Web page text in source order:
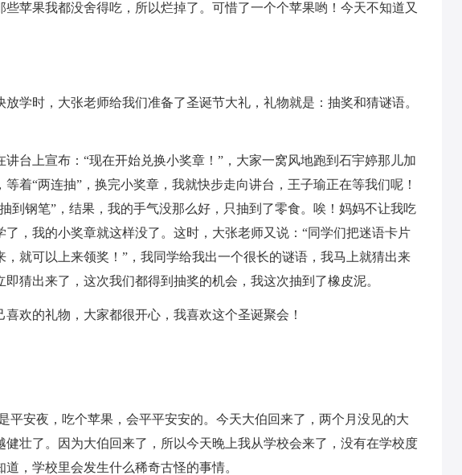
苹果我都没舍得吃，所以烂掉了。可惜了一个个苹果哟！今天不知道又
学时，大张老师给我们准备了圣诞节大礼，礼物就是：抽奖和猜谜语。
讲台上宣布：“现在开始兑换小奖章！”，大家一窝风地跑到石宇婷那儿加
着“两连抽”，换完小奖章，我就快步走向讲台，王子瑜正在等我们呢！
到钢笔”，结果，我的手气没那么好，只抽到了零食。唉！妈妈不让我吃
，我的小奖章就这样没了。这时，大张老师又说：“同学们把迷语卡片
就可以上来领奖！”，我同学给我出一个很长的谜语，我马上就猜出来
猜出来了，这次我们都得到抽奖的机会，我这次抽到了橡皮泥。
欢的礼物，大家都很开心，我喜欢这个圣诞聚会！
平安夜，吃个苹果，会平平安安的。今天大伯回来了，两个月没见的大
健壮了。因为大伯回来了，所以今天晚上我从学校会来了，没有在学校度
，学校里会发生什么稀奇古怪的事情。